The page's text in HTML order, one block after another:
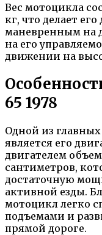
Вес мотоцикла
кг, что делает
маневренным на
на его
движении на
65 1978
Одной из
является его
двигателем
сантиметров,
достаточную
активной езды.
мотоцикл легко
подъемами и
прямой дороге.